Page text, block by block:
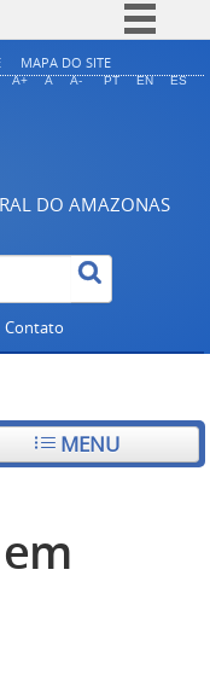
Simplifique!
Legislação
Canais
MAPA DO SITE
A+ A A- PT EN ES
DO AMAZONAS
Contato
MENU